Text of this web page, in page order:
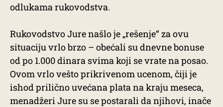
odlukama rukovodstva.
Rukovodstvo Jure našlo je „rešenje“ za ovu
situaciju vrlo brzo – obećali su dnevne bonuse
od po 1.000 dinara svima koji se vrate na posao.
Ovom vrlo vešto prikrivenom ucenom, čiji je
ishod prilično uvećana plata na kraju meseca,
menadžeri Jure su se postarali da njihovi, inače